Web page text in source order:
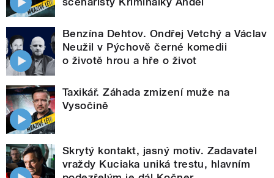
Benzína Dehtov. Ondřej Vetchý a Václav
Neužil v Pýchově černé komedii
o životě hrou a hře o život
Taxikář. Záhada zmizení muže na
Vysočině
Skrytý kontakt, jasný motiv. Zadavatel
vraždy Kuciaka uniká trestu, hlavním